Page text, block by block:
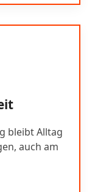
bleibt Alltag
auch am